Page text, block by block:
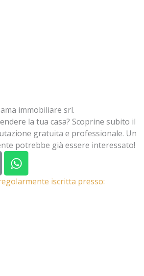
immobiliare srl.
la tua casa? Scoprine subito il
gratuita e professionale. Un
potrebbe già essere interessato!
W
h
a iscritta presso: